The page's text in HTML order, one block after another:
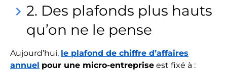
keyboard_arrow_right 2. Des plafonds plus hauts
qu’on ne le pense
Aujourd’hui, le plafond de chiffre d’affaires
annuel pour une micro-entreprise est fixé à :